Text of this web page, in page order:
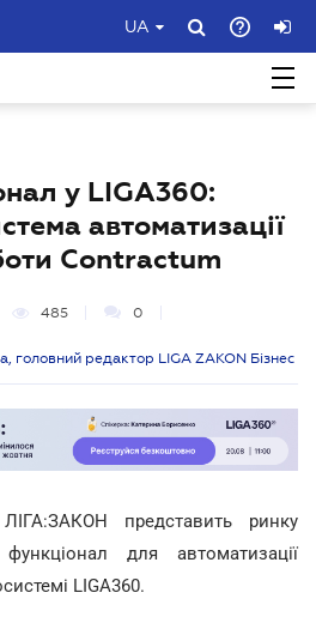
UA
у LIGA360:
автоматизації
Contractum
485 0
головний редактор LIGA ZAKON Бізнес
представить ринку
для автоматизації
LIGA360.